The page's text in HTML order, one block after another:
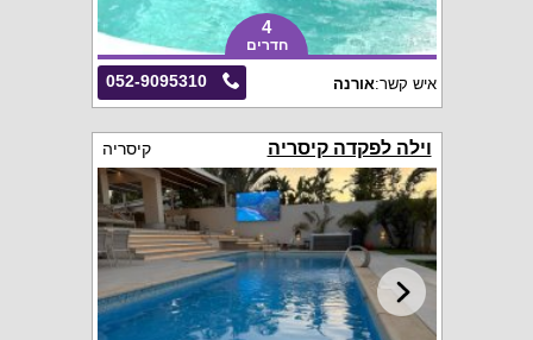
4
חדרים
052-9095310 איש קשר:אורנה
וילה לפקדה קיסריה קיסריה